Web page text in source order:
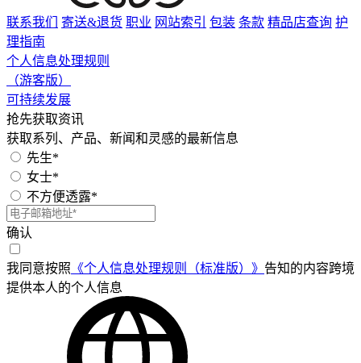
联系我们 寄送&退货 职业 网站索引 包装 条款 精品店查询 护
理指南
个人信息处理规则
（游客版）
可持续发展
抢先获取资讯
获取系列、产品、新闻和灵感的最新信息
先生*
女士*
不方便透露*
确认
我同意按照 《个人信息处理规则（标准版）》 告知的内容跨境
提供本人的个人信息